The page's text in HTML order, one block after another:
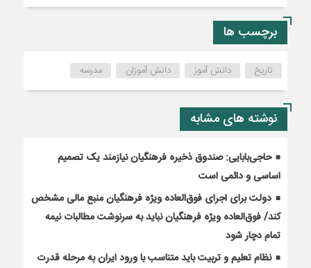
برچسب ها
تاریخ دانش آموز دانش آموزان مدرسه
نوشته های مشابه
حاجی‌بابایی: صندوق ذخیره فرهنگیان نیازمند یک تصمیم
اساسی و دائمی است
دولت برای اجرای فوق‌العاده ویژه فرهنگیان منبع مالی مشخص
کند/ فوق‌العاده ویژه فرهنگیان نباید به سرنوشت مطالبات نیمه‌
تمام دچار شود
نظام تعلیم و تربیت باید متناسب با ورود ایران به مرحله قدرت